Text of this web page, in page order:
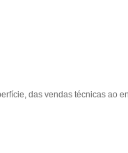
das vendas técnicas ao